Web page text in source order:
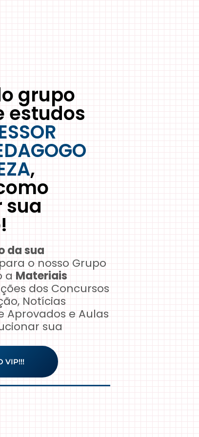
grupo
estudos
,
da sua
o nosso Grupo
a Materiais
dos Concursos
Notícias
Aprovados e Aulas
sua
VIP!!!